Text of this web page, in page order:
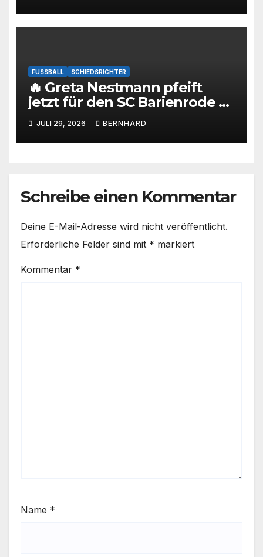
FUSSBALL SCHIEDSRICHTER
🔥 Greta Nestmann pfeift
jetzt für den SC Barienrode –
unsere jüngste
Schiedsrichterin hat die
Prüfung bestanden! 💙🤍⚽
JULI 29, 2026 BERNHARD
Schreibe einen Kommentar
Deine E-Mail-Adresse wird nicht veröffentlicht.
Erforderliche Felder sind mit * markiert
Kommentar *
Name *